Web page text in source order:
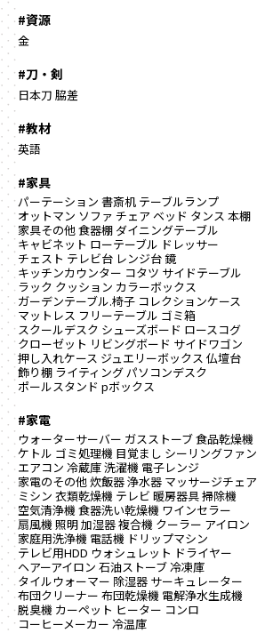
#資源
金
#刀・剣
日本刀 脇差
#教材
英語
#家具
パーテーション 書斎机 テーブルランプ
オットマン ソファ チェア ベッド タンス 本棚
家具その他食器棚 ダイニングテーブル
キャビネット ローテーブル ドレッサー
チェスト テレビ台 レンジ台鏡
キッチンカウンター コタツ サイドテーブル
ラック クッション カラーボックス
ガーデンテーブル.椅子 コレクションケース
マットレス フリーテーブル ゴミ箱
スクールデスク シューズボード ロースコグ
クローゼット リビングボード サイドワゴン
押し入れケース ジュエリーボックス 仏壇台
飾り棚 ライティングパソコンデスク
ポールスタンド pボックス
#家電
ウォーターサーバー ガスストーブ食品乾燥機
ケトル ゴミ処理機 目覚まし シーリングファン
エアコン 冷蔵庫洗濯機 電子レンジ
家電のその他炊飯器浄水器 マッサージチェア
ミシン 衣類乾燥機 テレビ 暖房器具掃除機
空気清浄機食器洗い乾燥機 ワインセラー
扇風機照明加湿器複合機 クーラー アイロン
家庭用洗浄機 電話機 ドリップマシン
テレビ用HDD ウォシュレット ドライヤー
ヘアーアイロン 石油ストーブ冷凍庫
タイルウォーマー 除湿器 サーキュレーター
布団クリーナー 布団乾燥機 電解浄水生成機
脱臭機 カーペット ヒーター コンロ
コーヒーメーカー 冷温庫